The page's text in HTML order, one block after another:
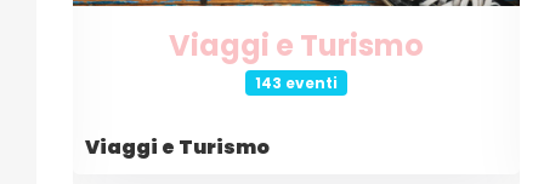
Internet e Tecnologia
26 eventi
Internet e Tecnologia